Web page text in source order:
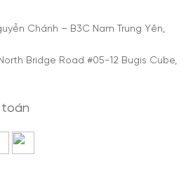
Chánh – B3C Nam Trung Yên,
Bridge Road #05-12 Bugis Cube,
toán